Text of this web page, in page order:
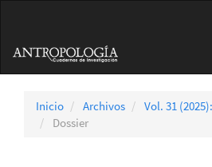
principal
Barra
Inicio Archivos
Vol. 31
Dossier